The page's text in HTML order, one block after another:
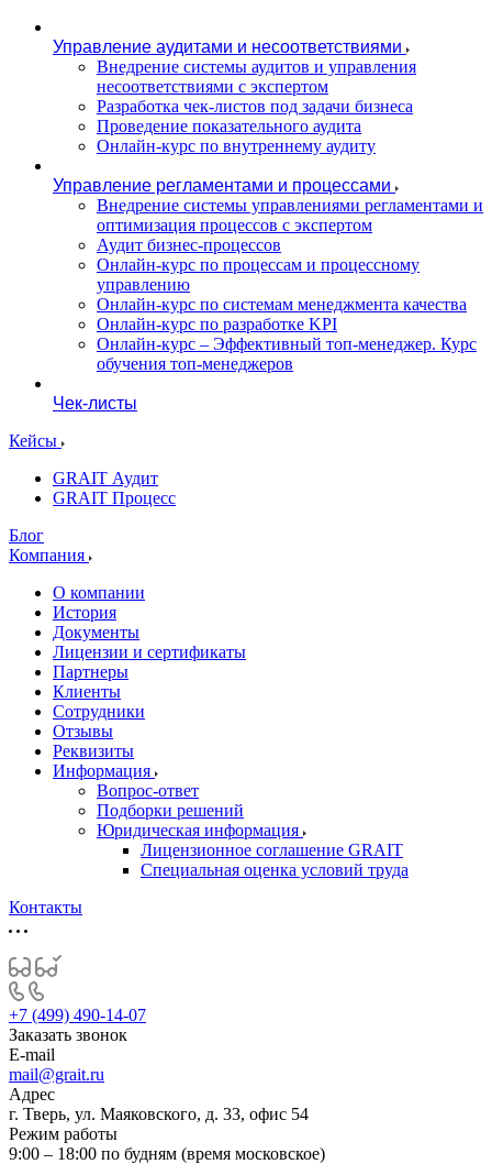
Управление аудитами и несоответствиями
Внедрение системы аудитов и управления
несоответствиями с экспертом
Разработка чек-листов под задачи бизнеса
Проведение показательного аудита
Онлайн-курс по внутреннему аудиту
Управление регламентами и процессами
Внедрение системы управлениями регламентами и
оптимизация процессов с экспертом
Аудит бизнес-процессов
Онлайн-курс по процессам и процессному
управлению
Онлайн-курс по системам менеджмента качества
Онлайн-курс по разработке KPI
Онлайн-курс – Эффективный топ-менеджер. Курс
обучения топ-менеджеров
Чек-листы
Кейсы
GRAIT Аудит
GRAIT Процесс
Блог
Компания
О компании
История
Документы
Лицензии и сертификаты
Партнеры
Клиенты
Сотрудники
Отзывы
Реквизиты
Информация
Вопрос-ответ
Подборки решений
Юридическая информация
Лицензионное соглашение GRAIT
Специальная оценка условий труда
Контакты
+7 (499) 490-14-07
Заказать звонок
E-mail
mail@grait.ru
Адрес
г. Тверь, ул. Маяковского, д. 33, офис 54
Режим работы
9:00 – 18:00 по будням (время московское)